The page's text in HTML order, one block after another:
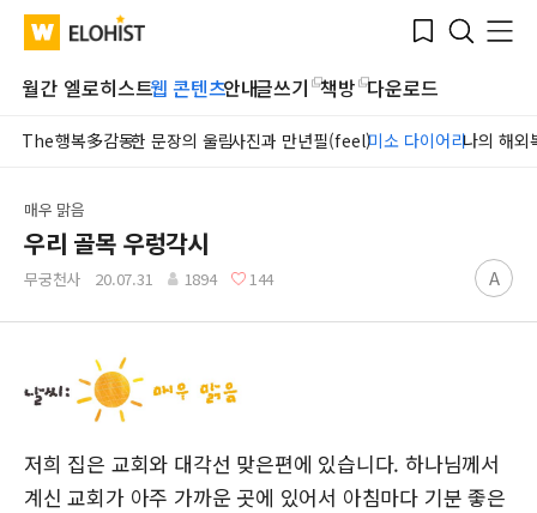
WATV Elohist-
Home
Bookmark
Search
Menu
월간 엘로히스트웹 콘텐츠안내글쓰기 책방 다운로드
The행복多감동한 문장의 울림사진과 만년필(feel)미소 다이어리나의 해외
Submit
매우 맑음
우리 골목 우렁각시
무궁천사 20.07.31 1894 144 A
저희 집은 교회와 대각선 맞은편에 있습니다. 하나님께서
계신 교회가 아주 가까운 곳에 있어서 아침마다 기분 좋은